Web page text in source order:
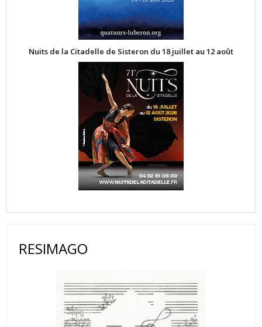
Nuits de la Citadelle de Sisteron du 18 juillet au 12 août
RESIMAGO